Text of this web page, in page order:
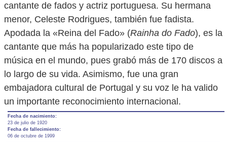
cantante de fados y actriz portuguesa. Su hermana
menor, Celeste Rodrigues, también fue fadista.
Apodada la «Reina del Fado» (Rainha do Fado), es la
cantante que más ha popularizado este tipo de
música en el mundo, pues grabó más de 170 discos a
lo largo de su vida. Asimismo, fue una gran
embajadora cultural de Portugal y su voz le ha valido
un importante reconocimiento internacional.
Fecha de nacimiento:
23 de julio de 1920
Fecha de fallecimiento:
06 de octubre de 1999